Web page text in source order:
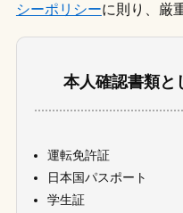
シーポリシーに則り、厳
本人確認書類と
運転免許証
日本国パスポート
学生証